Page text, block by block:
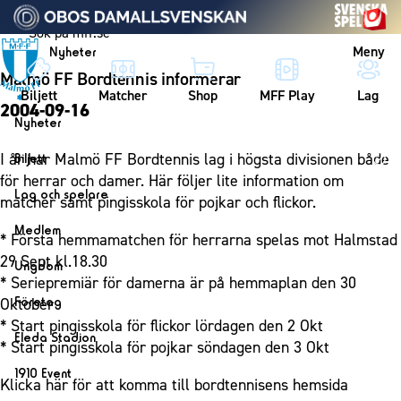
Vidare till innehållet
Nyheter Meny
Biljett Matcher Shop MFF Play Lag
Nyheter
Nyheter
Kalender
Biljett
Biljett
Årskort dam
Mitt MFF
Biljetter till bortamatcher
Biljettvillkor
Lag och spelare
Lag
Herrlaget
Spelare
Ledarstab
Damlaget
Spelare
Ledarstab
Medlem
Medlemskap i Malmö FF
Årsmöte 2026
Ungdom
MFF Ungdom
Sommarfotboll
Skånecupen
Fotbollsskolan
Företag
Bli företagspartner
Nätverket
Klubbstolar
Eleda Stadion
Eleda Stadion
Erics Bar & Restaurang
1910 Event
Malmö FF Bordtennis informerar
2004-09-16
I år har Malmö FF Bordtennis lag i högsta divisionen både
för herrar och damer. Här följer lite information om
matcher samt pingisskola för pojkar och flickor.
* Första hemmamatchen för herrarna spelas mot Halmstad
29 Sept kl.18.30
* Seriepremiär för damerna är på hemmaplan den 30
Oktober
* Start pingisskola för flickor lördagen den 2 Okt
* Start pingisskola för pojkar söndagen den 3 Okt
Klicka här för att komma till bordtennisens hemsida